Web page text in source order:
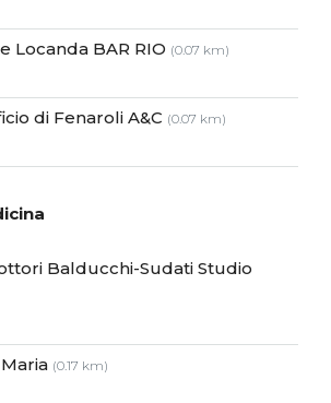
Locanda BAR RIO (0.07 km)
di Fenaroli A&C (0.07 km)
Balducchi-Sudati Studio
(0.17 km)